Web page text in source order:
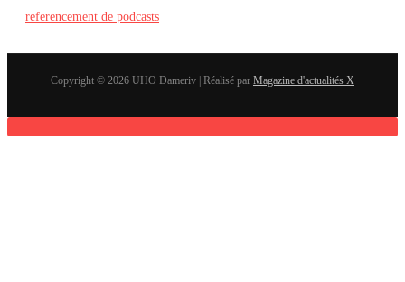
referencement de podcasts
Copyright © 2026 UHO Dameriv | Réalisé par Magazine d'actualités X